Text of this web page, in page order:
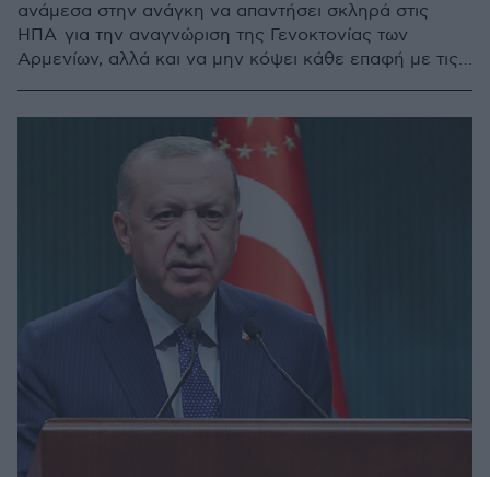
ανάμεσα στην ανάγκη να απαντήσει σκληρά στις
ΗΠΑ για την αναγνώριση της Γενοκτονίας των
Αρμενίων, αλλά και να μην κόψει κάθε επαφή με τις